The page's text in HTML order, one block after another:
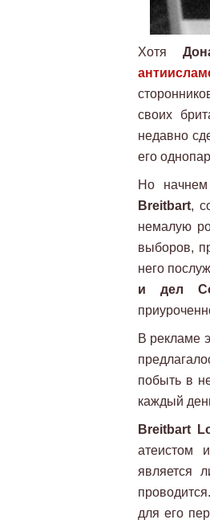
Хотя
своих
недавно
его
Но
Breitbart,
немалую
выборов,
него
и дел
В рекламе
побыть в
каждый
Breitbart
атеистом
является
для его